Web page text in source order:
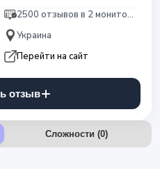
2500 отзывов в 2 мониторингах
Украина
Перейти на сайт
отзыв
Сложности (0)